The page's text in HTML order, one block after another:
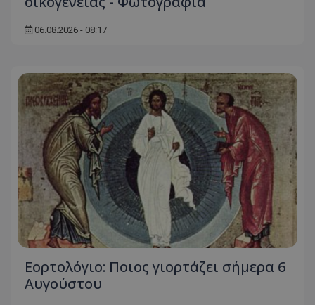
06.08.2026 - 08:17
Εορτολόγιο: Ποιος γιορτάζει σήμερα 6
Αυγούστου